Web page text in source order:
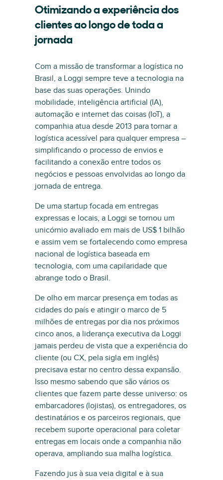
Otimizando a experiência dos
clientes ao longo de toda a
jornada
Com a missão de transformar a logística no
Brasil, a Loggi sempre teve a tecnologia na
base das suas operações. Unindo
mobilidade, inteligência artificial (IA),
automação e internet das coisas (IoT), a
companhia atua desde 2013 para tornar a
logística acessível para qualquer empresa –
simplificando o processo de envios e
facilitando a conexão entre todos os
negócios e pessoas envolvidas ao longo da
jornada de entrega.
De uma startup focada em entregas
expressas e locais, a Loggi se tornou um
unicórnio avaliado em mais de US$ 1 bilhão
e assim vem se fortalecendo como empresa
nacional de logística baseada em
tecnologia, com uma capilaridade que
abrange todo o Brasil.
De olho em marcar presença em todas as
cidades do país e atingir o marco de 5
milhões de entregas por dia nos próximos
cinco anos, a liderança executiva da Loggi
jamais perdeu de vista que a experiência do
cliente (ou CX, pela sigla em inglês)
precisava estar no centro dessa expansão.
Isso mesmo sabendo que são vários os
clientes que fazem parte desse universo: os
embarcadores (lojistas), os entregadores, os
destinatários e os parceiros regionais, que
recebem suporte operacional para coletar
entregas em locais onde a companhia não
operava, ampliando sua malha logística.
Fazendo jus à sua veia digital e à sua